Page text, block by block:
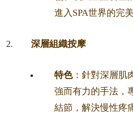
進入SPA世界的完
深層組織按摩
特色：針對深層肌
強而有力的手法，
結節，解決慢性疼